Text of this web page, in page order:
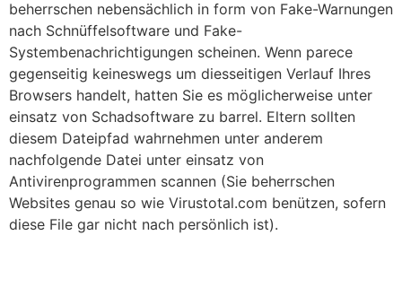
beherrschen nebensächlich in form von Fake-Warnungen
nach Schnüffelsoftware und Fake-
Systembenachrichtigungen scheinen. Wenn parece
gegenseitig keineswegs um diesseitigen Verlauf Ihres
Browsers handelt, hatten Sie es möglicherweise unter
einsatz von Schadsoftware zu barrel. Eltern sollten
diesem Dateipfad wahrnehmen unter anderem
nachfolgende Datei unter einsatz von
Antivirenprogrammen scannen (Sie beherrschen
Websites genau so wie Virustotal.com benützen, sofern
diese File gar nicht nach persönlich ist).